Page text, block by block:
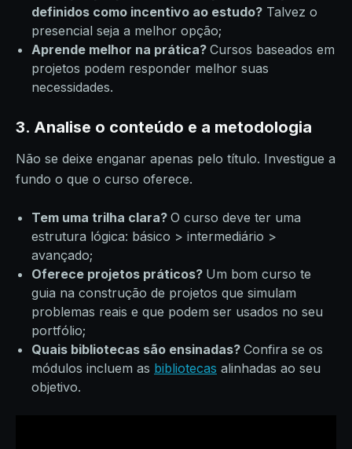
definidos como incentivo ao estudo? Talvez o
presencial seja a melhor opção;
Aprende melhor na prática? Cursos baseados em
projetos podem responder melhor suas
necessidades.
3. Analise o conteúdo e a metodologia
Não se deixe enganar apenas pelo título. Investigue a
fundo o que o curso oferece.
Tem uma trilha clara? O curso deve ter uma
estrutura lógica: básico > intermediário >
avançado;
Oferece projetos práticos? Um bom curso te
guia na construção de projetos que simulam
problemas reais e que podem ser usados no seu
portfólio;
Quais bibliotecas são ensinadas? Confira se os
módulos incluem as bibliotecas alinhadas ao seu
objetivo.